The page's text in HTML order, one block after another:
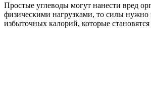
Простые углеводы могут нанести вред
физическими нагрузками, то силы нужно
избыточных калорий, которые